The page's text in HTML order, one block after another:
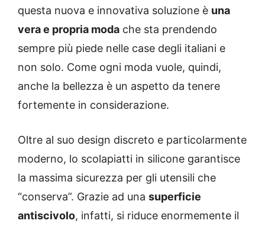
questa nuova e innovativa soluzione è una
vera e propria moda che sta prendendo
sempre più piede nelle case degli italiani e
non solo. Come ogni moda vuole, quindi,
anche la bellezza è un aspetto da tenere
fortemente in considerazione.
Oltre al suo design discreto e particolarmente
moderno, lo scolapiatti in silicone garantisce
la massima sicurezza per gli utensili che
“conserva”. Grazie ad una superficie
antiscivolo, infatti, si riduce enormemente il